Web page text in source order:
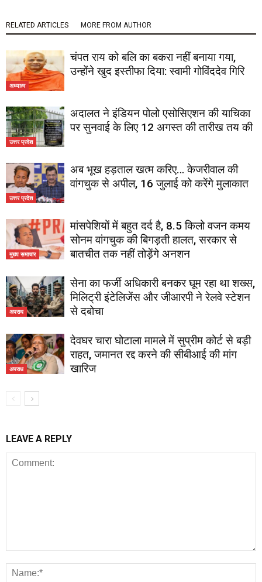
RELATED ARTICLES MORE FROM AUTHOR
अध्यात्म
चंपत राय को बलि का बकरा नहीं बनाया गया,
उन्होंने खुद इस्तीफा दिया: स्वामी गोविंददेव गिरि
उत्तर प्रदेश
अदालत ने इंडियन पोलो एसोसिएशन की याचिका
पर सुनवाई के लिए 12 अगस्त की तारीख तय की
उत्तर प्रदेश
अब भूख हड़ताल खत्म करिए… केजरीवाल की
वांगचुक से अपील, 16 जुलाई को करेंगे मुलाकात
मुख्य समाचार
मांसपेशियों में बहुत दर्द है, 8.5 किलो वजन कमय
सोनम वांगचुक की बिगड़ती हालत, सरकार से
बातचीत तक नहीं तोड़ेंगे अनशन
अपराध
सेना का फर्जी अधिकारी बनकर घूम रहा था शख्स,
मिलिट्री इंटेलिजेंस और जीआरपी ने रेलवे स्टेशन
से दबोचा
अपराध
देवघर चारा घोटाला मामले में सुप्रीम कोर्ट से बड़ी
राहत, जमानत रद्द करने की सीबीआई की मांग
खारिज
LEAVE A REPLY